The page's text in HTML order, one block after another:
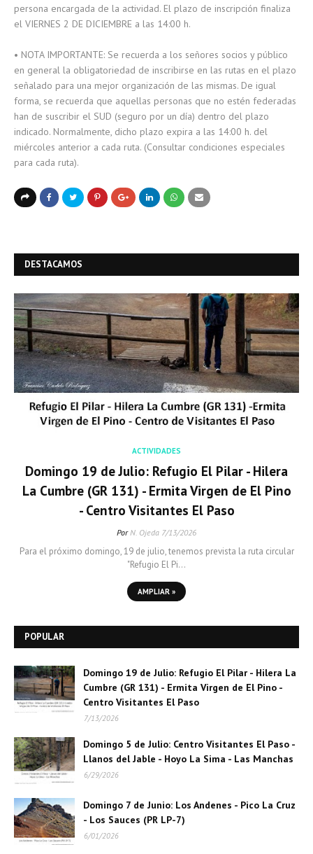
persona encargada de la actividad. El plazo de inscripción finaliza
el VIERNES 2 DE DICIEMBRE a las 14:00 h.
• NOTA IMPORTANTE: Se recuerda a los señores socios y público
en general la obligatoriedad de inscribirse en las rutas en el plazo
señalado para una mejor organización de las mismas. De igual
forma, se recuerda que aquellas personas que no estén federadas
han de suscribir el SUD (seguro por un día) dentro del plazo
indicado. Normalmente, dicho plazo expira a las 14:00 h. del
miércoles anterior a cada ruta. (Consultar condiciones especiales
para cada ruta).
DESTACAMOS
ACTIVIDADES
Domingo 19 de Julio: Refugio El Pilar - Hilera
La Cumbre (GR 131) - Ermita Virgen de El Pino
- Centro Visitantes El Paso
Por N. Ojeda 7/13/2026
Para el próximo domingo, 19 de julio, tenemos prevista la ruta circular
"Refugio El Pi…
AMPLIAR »
POPULAR
Domingo 19 de Julio: Refugio El Pilar - Hilera La
Cumbre (GR 131) - Ermita Virgen de El Pino -
Centro Visitantes El Paso
7/13/2026
Domingo 5 de Julio: Centro Visitantes El Paso -
Llanos del Jable - Hoyo La Sima - Las Manchas
6/29/2026
Domingo 7 de Junio: Los Andenes - Pico La Cruz
- Los Sauces (PR LP-7)
6/01/2026